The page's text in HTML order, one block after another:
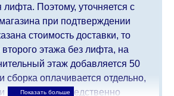
лифта. Поэтому, уточняется с
при подтверждении
стоимость доставки, то
этажа без лифта, на
этаж добавляется 50
сборка оплачивается отдельно,
мебели непосредственно